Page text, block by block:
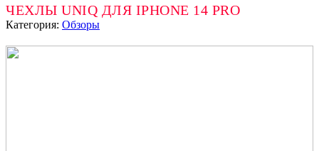
ЧЕХЛЫ UNIQ ДЛЯ IPHONE 14 PRO
Категория: Обзоры